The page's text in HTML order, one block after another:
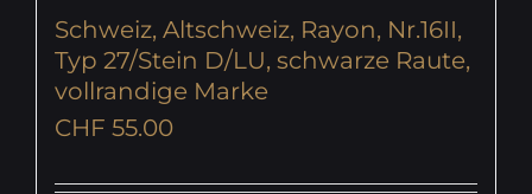
Schweiz, Altschweiz, Rayon, Nr.16II,
Typ 27/Stein D/LU, schwarze Raute,
vollrandige Marke
CHF 55.00